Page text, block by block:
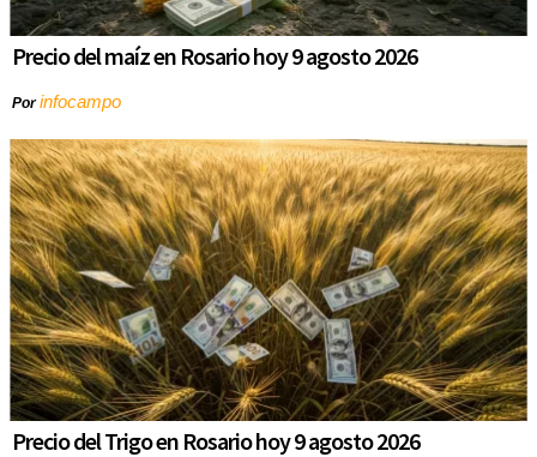
Precio del maíz en Rosario hoy 9 agosto 2026
Porinfocampo
Precio del Trigo en Rosario hoy 9 agosto 2026